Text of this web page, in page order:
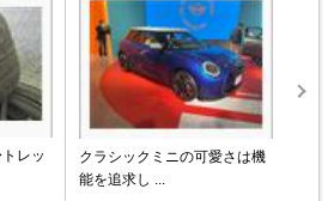
レッ
クラシックミニの可愛さは機
能を追求し ...